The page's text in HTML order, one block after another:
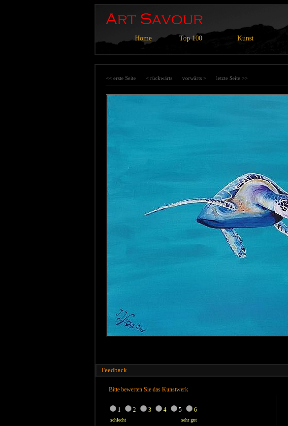
Home Top 100 Kunst
<< erste Seite < rückwärts vorwärts > letzte Seite >>
Feedback
Bitte bewerten Sie das Kunstwerk
1 2 3 4 5 6
schlecht sehr gut